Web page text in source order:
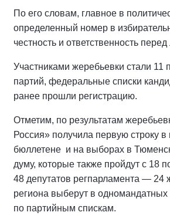
По его словам, главное в
определенный номер в
честность и ответственность
Участниками жеребьевки стали 11
партий, федеральные списки
ранее прошли регистрацию.
Отметим, по результатам
Россия» получила первую строку в
бюллетене и на выборах в
думу, которые также пройдут с 18
48 депутатов регпарламента — 24
региона выберут в одномандатных
по партийным спискам.